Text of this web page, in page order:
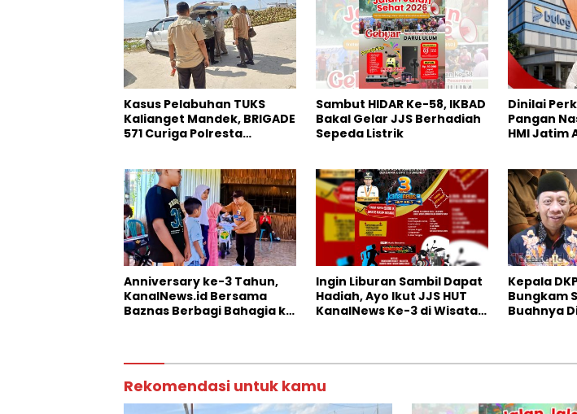
Kasus Pelabuhan TUKS
Kalianget Mandek, BRIGADE
571 Curiga Polresta
Sambut HIDAR Ke-58, IKBAD
Bakal Gelar JJS Berhadiah
Sepeda Listrik
Dinilai
Pangan
HMI Jatim
Anniversary ke-3 Tahun,
KanalNews.id Bersama
Baznas Berbagi Bahagia ke
Ingin Liburan Sambil Dapat
Hadiah, Ayo Ikut JJS HUT
KanalNews Ke-3 di Wisata
Kepala
Bungkam
Buahnya
Rekomendasi untuk kamu